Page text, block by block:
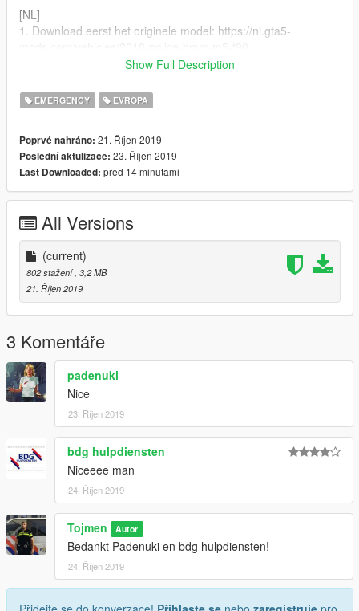
[NL]
1. Download eerst het originele model: https://nl.gta5-
2. Installeer het model
police2.ytd
CREDITS:
I didn't make the model so all credits for the model to
BritishGamer88 and
Guki(GameModels)
Show Full Description
EMERGENCY EVROPA
Poprvé nahráno: 21. Říjen 2019
Poslední aktulizace: 23. Říjen 2019
Last Downloaded: před 14 minutami
All Versions
(current)
802 stažení , 3,2 MB
21. Říjen 2019
3 Komentáře
padenuki
Nice
23. Říjen 2019
bdg hulpdiensten
Niceeee man
24. Říjen 2019
Tojmen Autor
Bedankt Padenuki en bdg hulpdiensten!
24. Říjen 2019